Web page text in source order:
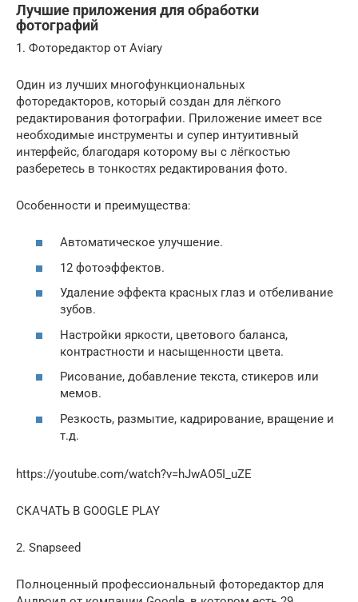
Лучшие приложения для обработки
фотографий
1. Фоторедактор от Aviary
Один из лучших многофункциональных
фоторедакторов, который создан для лёгкого
редактирования фотографии. Приложение имеет все
необходимые инструменты и супер интуитивный
интерфейс, благодаря которому вы с лёгкостью
разберетесь в тонкостях редактирования фото.
Особенности и преимущества:
Автоматическое улучшение.
12 фотоэффектов.
Удаление эффекта красных глаз и отбеливание
зубов.
Настройки яркости, цветового баланса,
контрастности и насыщенности цвета.
Рисование, добавление текста, стикеров или
мемов.
Резкость, размытие, кадрирование, вращение и
т.д.
https://youtube.com/watch?v=hJwAO5I_uZE
СКАЧАТЬ В GOOGLE PLAY
2. Snapseed
Полноценный профессиональный фоторедактор для